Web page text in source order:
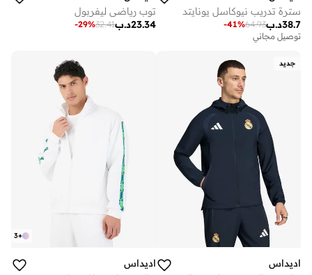
سترة تدريب نيوكاسل يونايتد
د.ب38.7
64.93
-41%
توصيل مجاني
توب رياضي ليفربول
د.ب23.34
32.41
-29%
جديد
اديداس
+
3
اديداس